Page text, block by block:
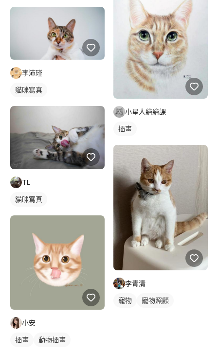
李沛瑾
貓咪寫真
TL
貓咪寫真
小安
插畫 動物插畫
小星人繪繪課
插畫
李青清
寵物 寵物照顧